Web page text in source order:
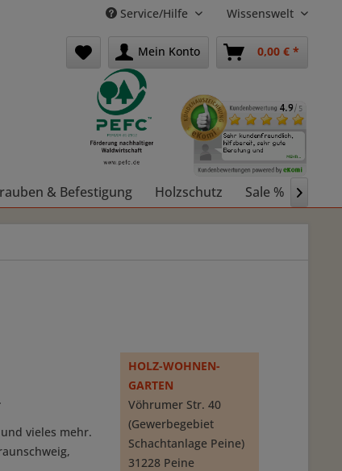
Service/Hilfe Wissenswelt
Mein Konto 0,00 € *
& Befestigung Holzschutz Sale % 
vieles mehr.
HOLZ-WOHNEN-
GARTEN
Vöhrumer Str. 40
(Gewerbegebiet
Schachtanlage Peine)
31228 Peine